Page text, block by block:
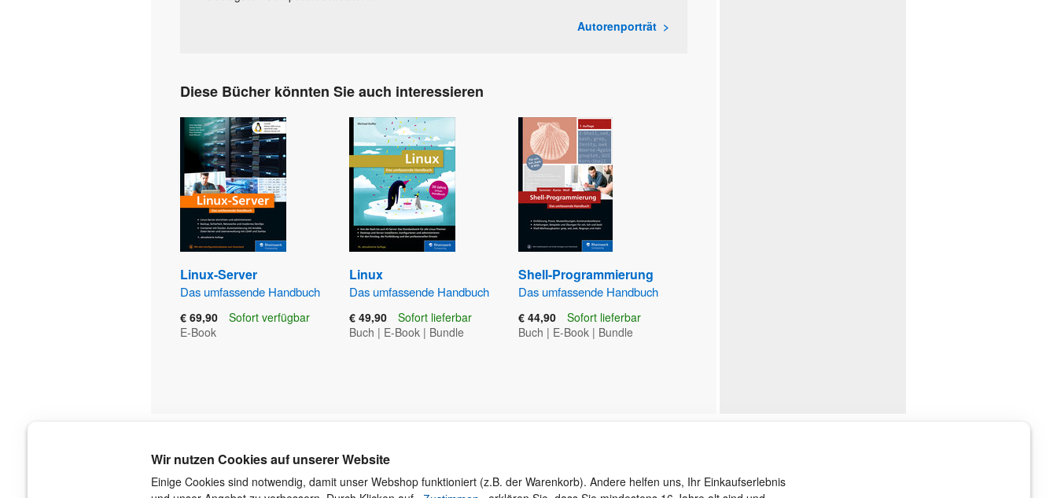
Wir nutzen Cookies auf unserer Website
Einige Cookies sind notwendig, damit unser Webshop funktioniert (z.B. der Warenkorb). Andere helfen uns, Ihr Einkaufserlebnis
Autorenporträt
Diese Bücher könnten Sie auch interessieren
Linux-Server
Das umfassende Handbuch
€ 69,90
Sofort verfügbar
E-Book
Linux
Das umfassende Handbuch
€ 49,90
Sofort lieferbar
Buch | E-Book| Bundle
Shell-Programmierung
Das umfassende Handbuch
€ 44,90
Sofort lieferbar
Buch | E-Book| Bundle
Über uns
Der Verlag
Kontakt
Newsletter
Versand und Zahlung
Wir sind gerne für Sie da!